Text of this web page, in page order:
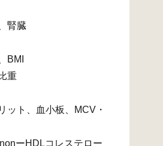
腎臓
BMI
重
ット、血小板、MCV・
ーHDLコレステロー